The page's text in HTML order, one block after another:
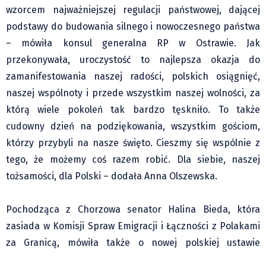
Pre-teksty i kon-teksty Łęckiego
Na posiónku pisane Milerskiego (archiwum)
Na granicy Księstwa Drobika (archiwum)
Podróże małe i duże Skałki
Historia
Podróże
Wywiady
Rodziny wielodzietne
Nauka
Młodzi
Szkoły podstawowe
Szkoły średnie
Studia
wzorcem najważniejszej regulacji państwowej, dającej
podstawy do budowania silnego i nowoczesnego państwa
– mówiła konsul generalna RP w Ostrawie. Jak
przekonywała, uroczystość to najlepsza okazja do
zamanifestowania naszej radości, polskich osiągnięć,
naszej wspólnoty i przede wszystkim naszej wolności, za
którą wiele pokoleń tak bardzo tęskniło. To także
cudowny dzień na podziękowania, wszystkim gościom,
którzy przybyli na nasze święto. Cieszmy się wspólnie z
tego, że możemy coś razem robić. Dla siebie, naszej
tożsamości, dla Polski – dodała Anna Olszewska.
Pochodząca z Chorzowa senator Halina Bieda, która
zasiada w Komisji Spraw Emigracji i Łączności z Polakami
za Granicą, mówiła także o nowej polskiej ustawie